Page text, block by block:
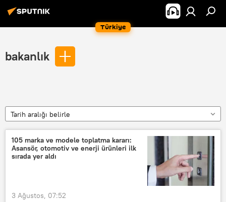
Türkiye
bakanlık
Tarih aralığı belirle
105 marka ve modele toplatma kararı:
Asansör, otomotiv ve enerji ürünleri ilk
sırada yer aldı
3 Ağustos, 07:52